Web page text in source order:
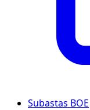
Subastas BOE